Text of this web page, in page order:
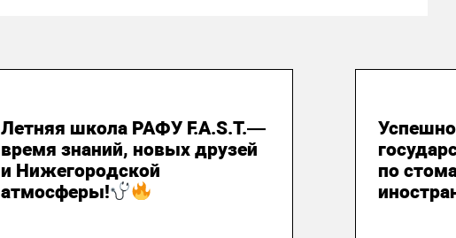
Летняя школа РАФУ F.A.S.T.—
время знаний, новых друзей
и Нижегородской
атмосферы!
по